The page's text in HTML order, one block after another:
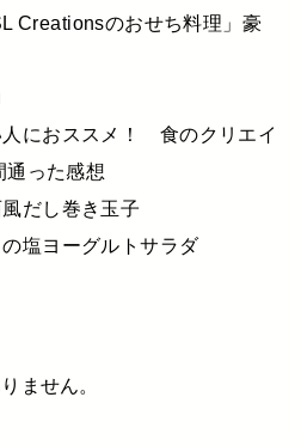
Creationsのおせち料理」豪
におススメ！ 食のクリエイ
通った感想
だし巻き玉子
塩ヨーグルトサラダ
ません。